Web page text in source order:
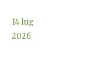
14lug
2026